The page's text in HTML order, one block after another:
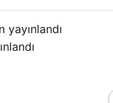
yayınlandı